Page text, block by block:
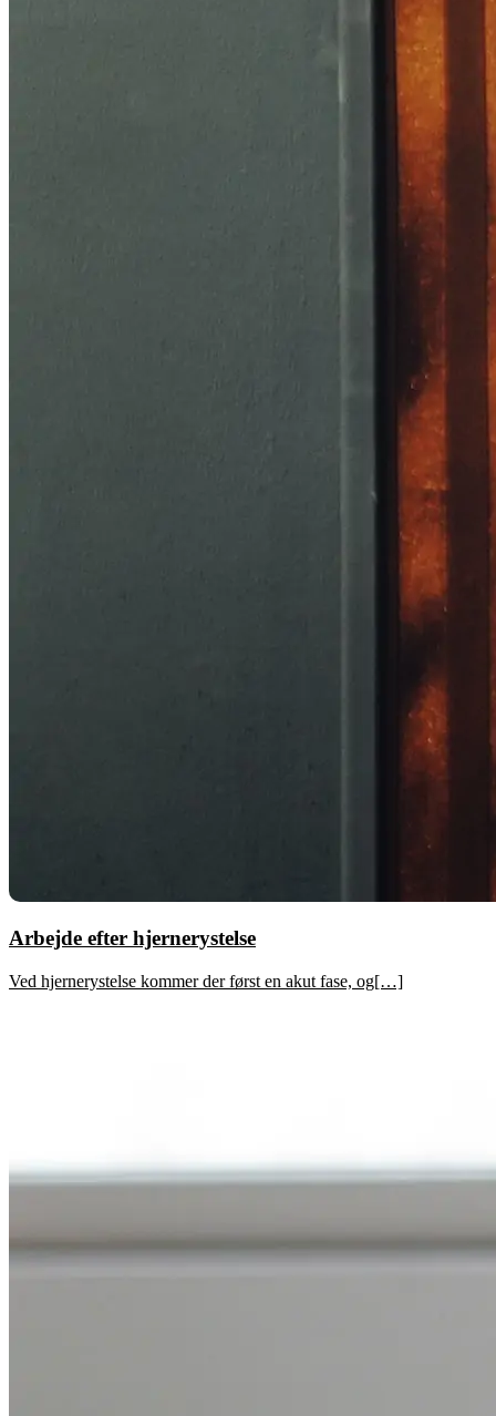
Arbejde efter hjernerystelse
Ved hjernerystelse kommer der først en akut fase, og[…]